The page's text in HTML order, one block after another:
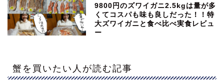
9800円のズワイガニ2.5kgは量が多
くてコスパも味も良しだった！！特
大ズワイガニと食べ比べ実食レビュ
ー
蟹を買いたい人が読む記事